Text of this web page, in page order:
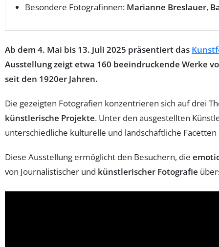
Besondere Fotografinnen: Marianne Breslauer,
Ab dem 4. Mai bis 13. Juli 2025 präsentiert das
Ausstellung zeigt etwa 160 beeindruckende Werke
seit den 1920er Jahren.
Die gezeigten Fotografien konzentrieren sich auf drei
künstlerische Projekte. Unter den ausgestellten
unterschiedliche kulturelle und landschaftliche
Diese Ausstellung ermöglicht den Besuchern, die
von Journalistischer und künstlerischer Fotografie